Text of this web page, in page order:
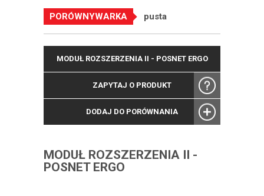
PORÓWNYWARKA pusta
MODUŁ ROZSZERZENIA II - POSNET ERGO
ZAPYTAJ O PRODUKT
DODAJ DO PORÓWNANIA
MODUŁ ROZSZERZENIA II -
POSNET ERGO